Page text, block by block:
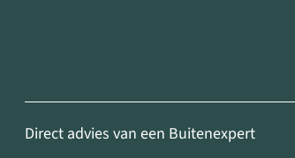
Direct advies van een Buitenexpert